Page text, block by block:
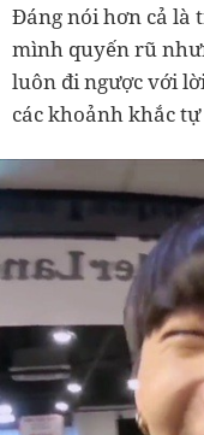
Đáng nói hơn cả là
mình quyến rũ
luôn đi ngược với
các khoảnh khắc